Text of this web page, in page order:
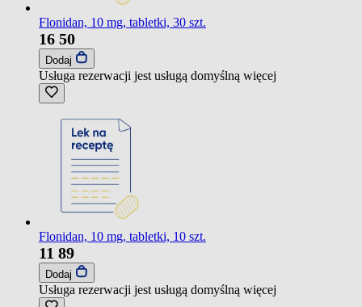
Flonidan, 10 mg, tabletki, 30 szt.
16 50
Dodaj
Usługa rezerwacji jest usługą domyślną więcej
Flonidan, 10 mg, tabletki, 10 szt.
11 89
Dodaj
Usługa rezerwacji jest usługą domyślną więcej